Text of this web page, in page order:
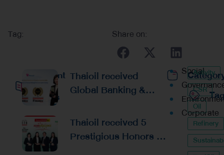
Tag: Share on:
Recent
Posts
Thaioil received
Global Banking &
Reaffirming
Excellence in
Financial
Thaioil received 5
Prestigious Honors at
Social
Corporate
Activity
CSR
Oil
Refinery